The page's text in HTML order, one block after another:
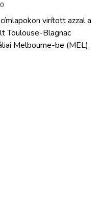
virított azzal a
Toulouse-Blagnac
Melbourne-be (MEL).